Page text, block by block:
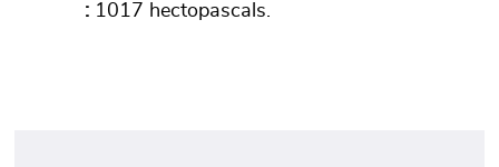
: 1017 hectopascals.